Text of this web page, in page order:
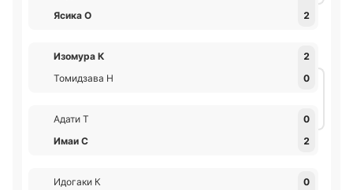
Ясика О
2
Изомура К
2
Томидзава Н
0
Адати Т
0
Имаи С
2
Идогаки К
0